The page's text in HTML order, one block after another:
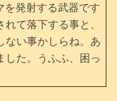
を発射する武器です
て落下する事と、
ない事かしらね。あ
した。うふふ、困っ